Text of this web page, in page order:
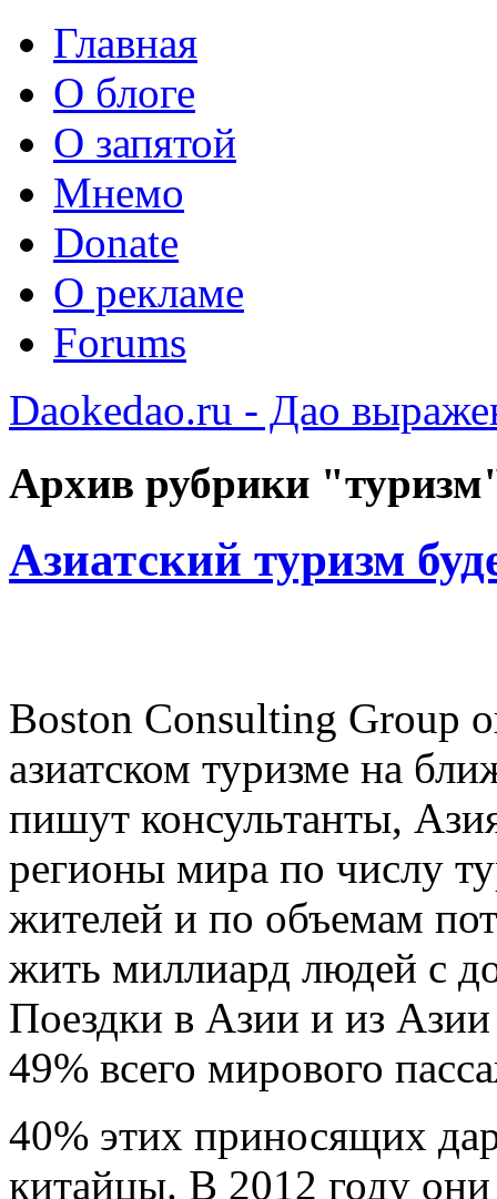
Главная
О блоге
О запятой
Мнемо
Donate
О рекламе
Forums
Daokedao.ru - Дао
Архив рубрики
Азиатский туризм
Boston Consulting Group
азиатском туризме на
пишут консультанты,
регионы мира по числу
жителей и по объемам
жить миллиард людей с
Поездки в Азии и из Азии
49% всего мирового
40% этих приносящих
китайцы. В 2012 году